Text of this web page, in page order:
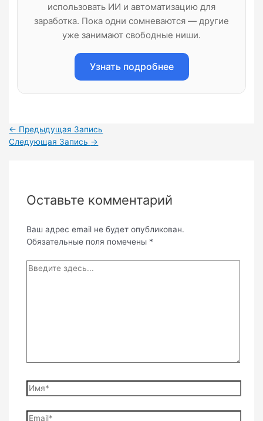
использовать ИИ и автоматизацию для
заработка. Пока одни сомневаются — другие
уже занимают свободные ниши.
Узнать подробнее
Навигация
по
← Предыдущая Запись
Следующая Запись →
Оставьте комментарий
Ваш адрес email не будет опубликован.
Обязательные поля помечены *
Введите
Имя*
Email*